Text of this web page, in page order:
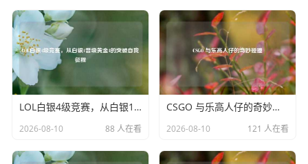
把枪械射击时都有着独特的火光和弹道特效，手枪射击时，
火光闪烁较为密集，弹道特效清晰可见，子弹划过空气的痕
迹仿佛真实可触，冲锋枪的射击特效则更加迅猛，火光呈扇
形散开，弹道如闪电般穿梭，给玩家带来强烈的射击快感，
而步枪的特效则更具力量感，火光伴随着清脆的枪声，弹道
笔直而强劲，让人感受到精准射击带来的成就感，当玩家使
的溅射特效，将敌人打得血肉横飞，特效的细节处理十分到
LOL白银4级竞赛，从白银1晋级黄金4的突破自我征程
2026-08-10 88 人在看
CSGO 与乐高人仔的奇妙碰撞
2026-08-10 121 人在看